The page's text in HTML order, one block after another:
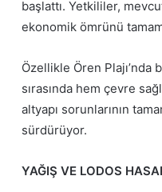
başlattı. Yetkililer,
ekonomik ömrünü
Özellikle Ören Plajı’nda
sırasında hem çevre
altyapı sorunlarının
sürdürüyor.
YAĞIŞ VE LODOS